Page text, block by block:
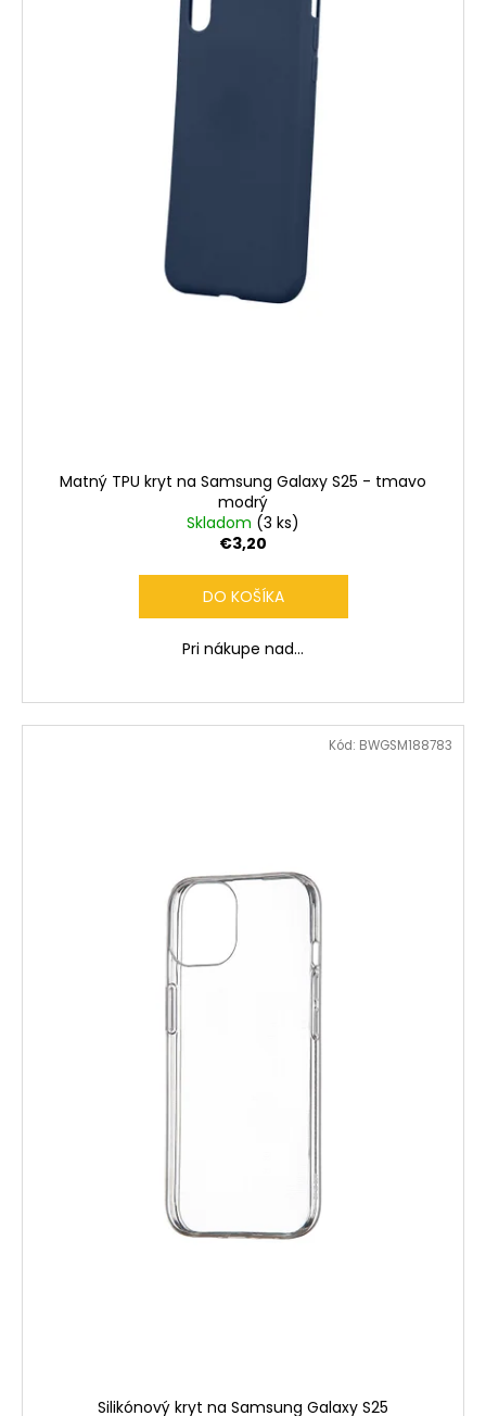
Matný TPU kryt na Samsung Galaxy S25 - tmavo
modrý
Skladom (3 ks)
€3,20
DO KOŠÍKA
Pri nákupe nad...
Silikónový kryt na Samsung Galaxy S25
Kód: BWGSM188783